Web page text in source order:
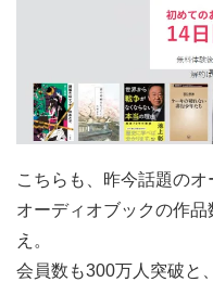
こちらも、昨今話題のオ
オーディオブックの作
え。
会員数も300万人突破と